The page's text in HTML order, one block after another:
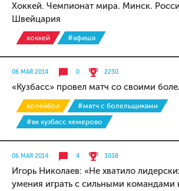
Хоккей. Чемпионат мира. Минск.
Швейцария
хоккей #афиша
06 МАЯ 2014 0 2230
«Кузбасс» провел матч со своими
волейбол
#матч с болельщиками
#вк кузбасс кемерово
06 МАЯ 2014 4 3038
Игорь Николаев: «Не хватило
умения играть с сильными командами